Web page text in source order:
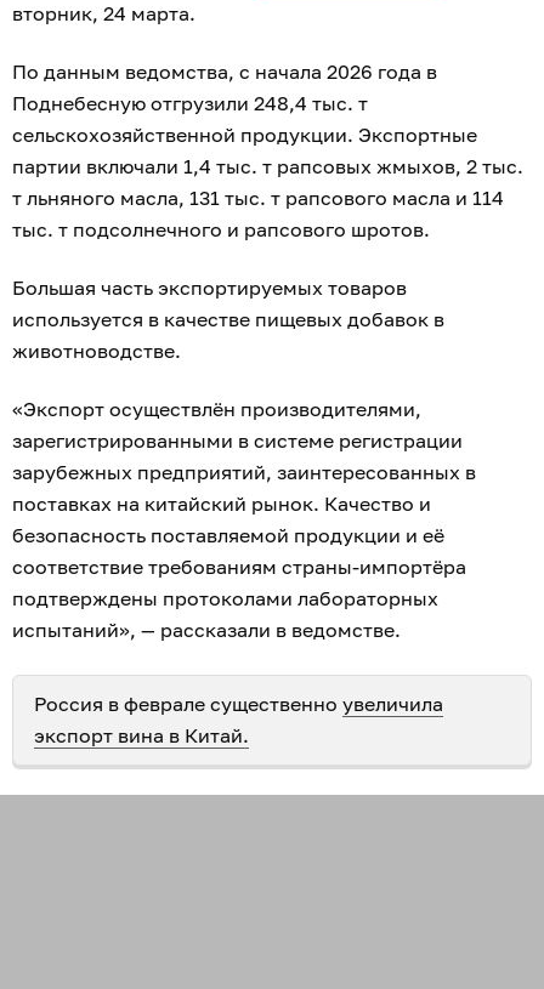
вторник, 24 марта.
По данным ведомства, с начала 2026 года в
Поднебесную отгрузили 248,4 тыс. т
сельскохозяйственной продукции. Экспортные
партии включали 1,4 тыс. т рапсовых жмыхов, 2 тыс.
т льняного масла, 131 тыс. т рапсового масла и 114
тыс. т подсолнечного и рапсового шротов.
Большая часть экспортируемых товаров
используется в качестве пищевых добавок в
животноводстве.
«Экспорт осуществлён производителями,
зарегистрированными в системе регистрации
зарубежных предприятий, заинтересованных в
поставках на китайский рынок. Качество и
безопасность поставляемой продукции и её
соответствие требованиям страны-импортёра
подтверждены протоколами лабораторных
испытаний», — рассказали в ведомстве.
Россия в феврале существенно увеличила
экспорт вина в Китай.